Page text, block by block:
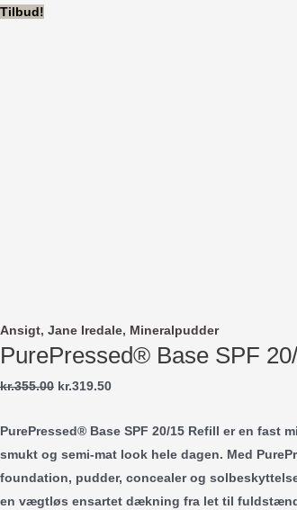
Gå
Tilbud!
Ansigt, Jane Iredale, Mineralpudder
PurePressed® Base SPF
kr.355.00 Den
pris
var:
kr.355.00.
kr.319.50Den
pris
er:
kr.319.50.
PurePressed® Base SPF 20/15 Refill er en fast
smukt og semi-mat look hele dagen. Med
foundation, pudder, concealer og
en vægtløs ensartet dækning fra let til